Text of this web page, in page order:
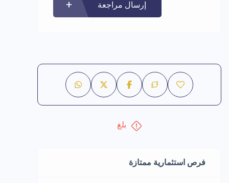
إرسال مراجعة
بلغ
فرص استثمارية ممتازة